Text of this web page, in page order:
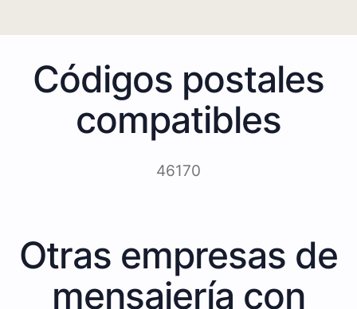
Códigos postales
compatibles
46170
Otras empresas de
mensajería con